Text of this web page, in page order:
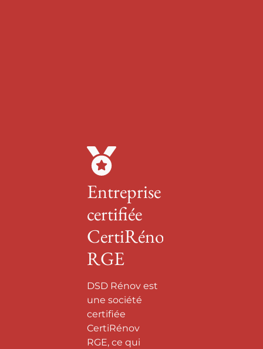
Entreprise
certifiée
CertiRénov
RGE
DSD Rénov est
une société
certifiée
CertiRénov
RGE, ce qui